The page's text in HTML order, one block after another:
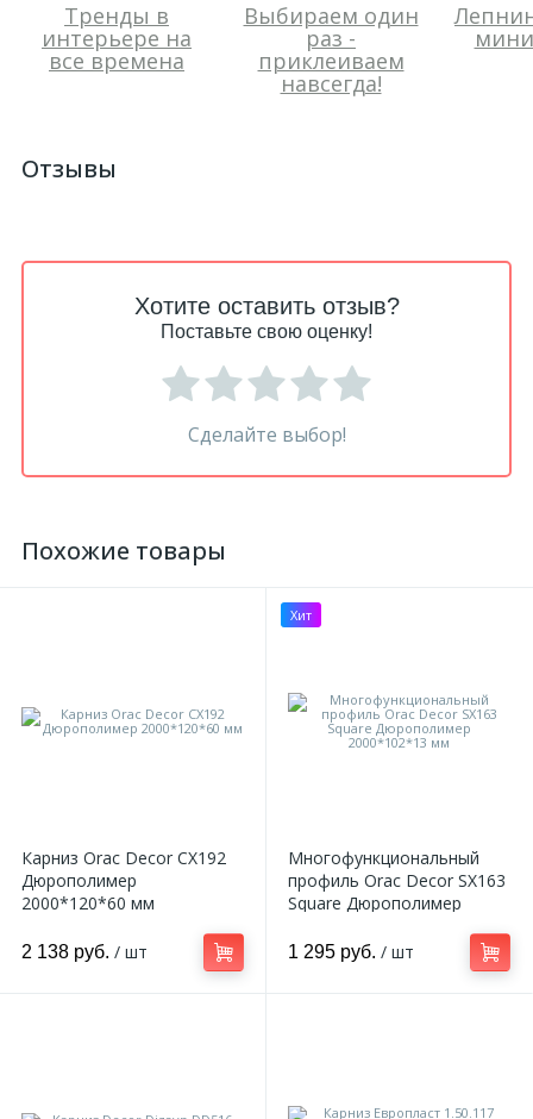
Тренды в
интерьере на
все времена
Выбираем один
раз -
приклеиваем
навсегда!
Отзывы
Хотите оставить отзыв?
Поставьте свою оценку!
Сделайте выбор!
Похожие товары
Карниз Orac Decor CX192
Дюрополимер
2000*120*60 мм
2 138 руб. / шт
Хит
Многофункциональный
профиль Orac Decor SX163
Square Дюрополимер
1 295 руб. / шт